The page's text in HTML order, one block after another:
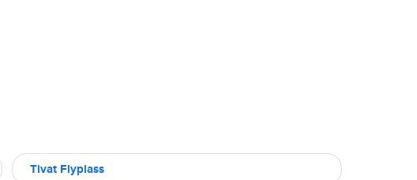
Tivat Flyplass